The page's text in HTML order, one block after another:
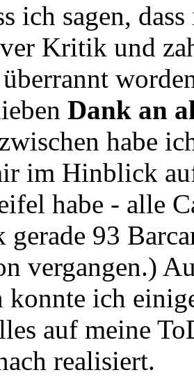
ich sagen,
Kritik und
Dank an
habe
im Hinblick
habe - alle
gerade 93
vergangen.)
konnte ich
auf meine
realisiert.